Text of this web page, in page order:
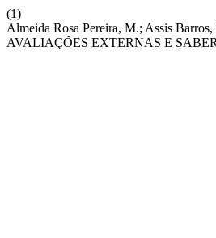
(1)
Almeida Rosa Pereira, M.; Assis
AVALIAÇÕES EXTERNAS E